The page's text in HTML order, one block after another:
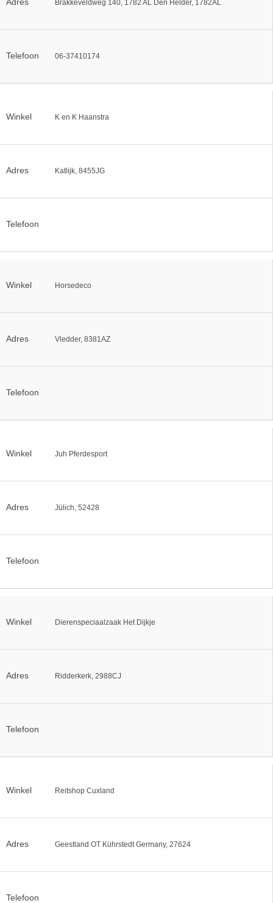
Brakkeveldweg 140, 1782 AL Den Helder, 1782AL
Telefoon 06-37410174
Winkel K en K Haanstra
Adres Katlijk, 8455JG
Telefoon
Winkel Horsedeco
Adres Vledder, 8381AZ
Telefoon
Winkel Juh Pferdesport
Adres Jülich, 52428
Telefoon
Winkel Dierenspeciaalzaak Het Dijkje
Adres Ridderkerk, 2988CJ
Telefoon
Winkel Reitshop Cuxland
Adres Geestland OT Kührstedt Germany, 27624
Telefoon